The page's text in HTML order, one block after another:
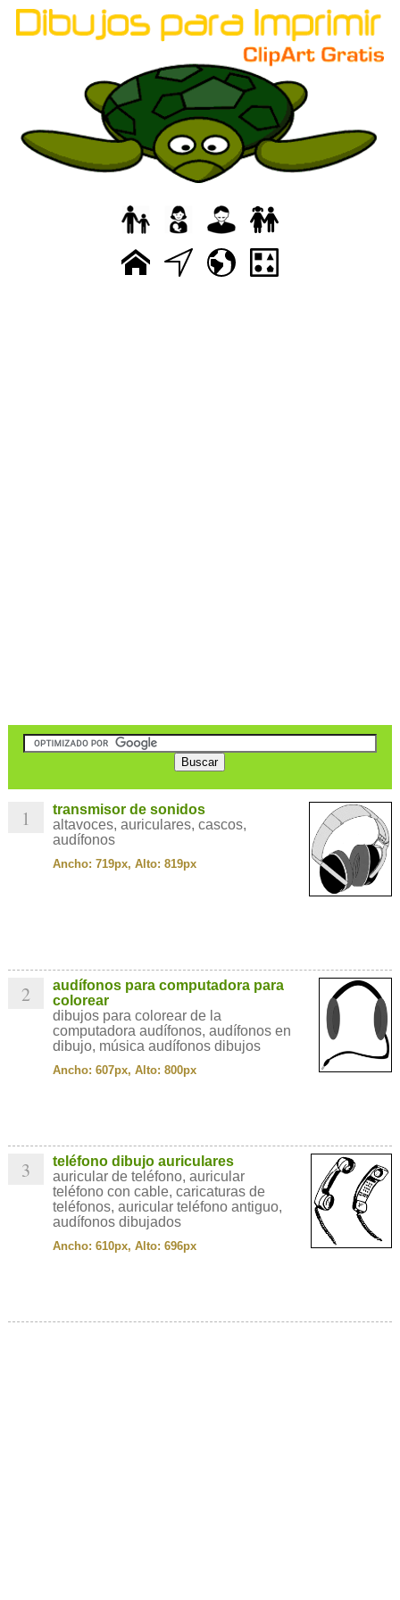
1
transmisor de sonidos
altavoces, auriculares, cascos,
audífonos
Ancho: 719px, Alto: 819px
2
audífonos para computadora para
colorear
dibujos para colorear de la
computadora audífonos, audífonos en
dibujo, música audífonos dibujos
Ancho: 607px, Alto: 800px
3
teléfono dibujo auriculares
auricular de teléfono, auricular
teléfono con cable, caricaturas de
teléfonos, auricular teléfono antiguo,
audífonos dibujados
Ancho: 610px, Alto: 696px